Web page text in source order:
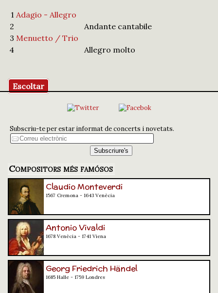
1 Adagio - Allegro
2
Andante cantabile
3 Menuetto / Trio
4
Allegro molto
Escoltar
Subscriu-te per estar informat de concerts i novetats.
Compositors més famósos
Claudio Monteverdi
1567 Cremona - 1643 Venècia
Antonio Vivaldi
1678 Venècia - 1741 Viena
Georg Friedrich Händel
1685 Halle - 1759 Londres